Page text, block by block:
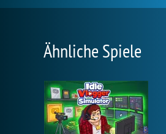
Ähnliche Spiele